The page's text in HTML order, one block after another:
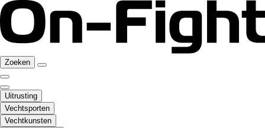
Zoeken
Uitrusting
Vechtsporten
Vechtkunsten